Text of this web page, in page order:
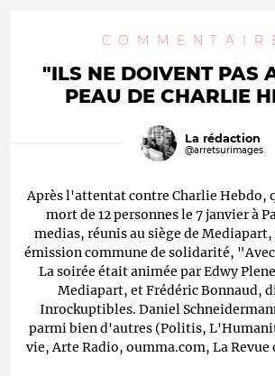
"ILS NE DOIVENT PAS
PEAU DE CHARLIE
La rédaction
@arretsurimages
Après l'attentat contre Charlie Hebdo,
mort de 12 personnes le 7 janvier à
medias, réunis au siège de
émission commune de solidarité,
La soirée était animée par Edwy
Mediapart, et Frédéric Bonnaud,
Inrockuptibles. Daniel
parmi bien d'autres (Politis,
vie, Arte Radio, oumma.com, La